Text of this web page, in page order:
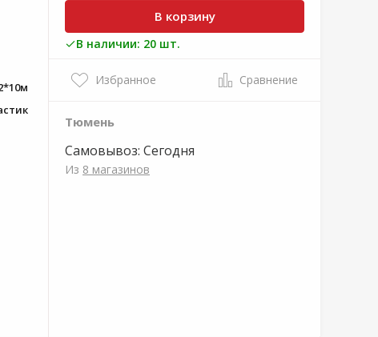
В корзину
В наличии: 20 шт.
Избранное Сравнение
Тюмень
Самовывоз: Сегодня
Из 8 магазинов